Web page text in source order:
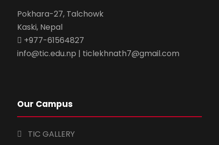
Pokhara-27, Talchowk
Kaski, Nepal
+977-61564827
info@tic.edu.np | ticlekhnath7@gmail.com
Our Campus
TIC GALLERY